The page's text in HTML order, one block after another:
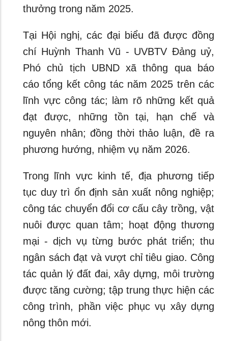
thưởng trong năm 2025.
Tại Hội nghị, các đại biểu đã được đồng
chí Huỳnh Thanh Vũ - UVBTV Đảng uỷ,
Phó chủ tịch UBND xã thông qua báo
cáo tổng kết công tác năm 2025 trên các
lĩnh vực công tác; làm rõ những kết quả
đạt được, những tồn tại, hạn chế và
nguyên nhân; đồng thời thảo luận, đề ra
phương hướng, nhiệm vụ năm 2026.
Trong lĩnh vực kinh tế, địa phương tiếp
tục duy trì ổn định sản xuất nông nghiệp;
công tác chuyển đổi cơ cấu cây trồng, vật
nuôi được quan tâm; hoạt động thương
mại - dịch vụ từng bước phát triển; thu
ngân sách đạt và vượt chỉ tiêu giao. Công
tác quản lý đất đai, xây dựng, môi trường
được tăng cường; tập trung thực hiện các
công trình, phần việc phục vụ xây dựng
nông thôn mới.